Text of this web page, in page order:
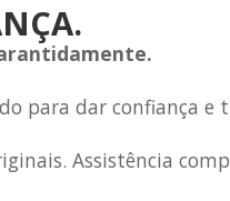
para dar confiança
Assistência